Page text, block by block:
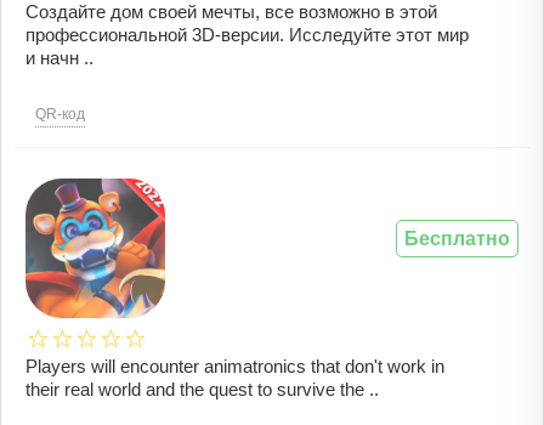
Создайте дом своей мечты, все возможно в этой
профессиональной 3D-версии. Исследуйте этот мир
и начн ..
QR-код
Players will encounter animatronics that don't work in
their real world and the quest to survive the ..
Бесплатно